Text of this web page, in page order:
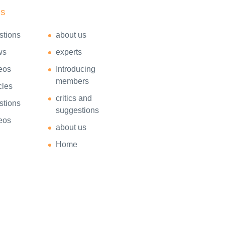
about us
experts
Introducing
members
critics and
suggestions
about us
Home